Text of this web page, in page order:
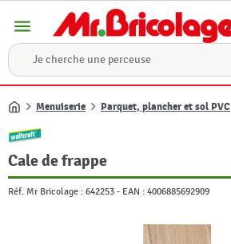
menu
Accueil
Menuiserie Parquet, plancher et sol PVC
Cale de frappe
Réf. Mr Bricolage : 642253 - EAN : 4006885692909